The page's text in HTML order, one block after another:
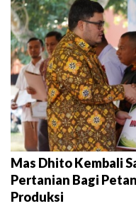
Mas Dhito Kembali
Pertanian Bagi
Produksi